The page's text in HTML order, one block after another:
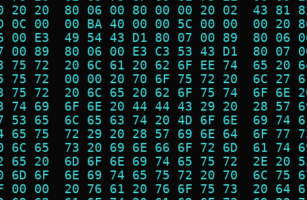
20 20  80 06 00 80 00 00 20 02  43
0C 00  00 BA 40 00 00 5C 00 00  00
00 E3  49 54 43 D1 80 07 00 89  80
00 89  80 06 00 E3 C3 53 43 D1  80
75 72  20 6C 61 20 62 6F EE 74  65
75 72  00 00 20 70 6F 75 72 20  6C
75 72  20 6C 65 20 62 6F 75 74  6F
74 69  6F 6E 20 44 44 43 29 20  28
53 65  6C 65 63 74 20 4D 6F 6E  69
65 75  72 29 20 28 57 69 6E 64  6F
6C 65  73 20 69 6E 66 6F 72 6D  61
65 20  6D 6F 6E 69 74 65 75 72  2E
6D 6F  6E 69 74 65 75 72 20 70  6C
00 00  20 76 61 20 76 6F 75 73  20